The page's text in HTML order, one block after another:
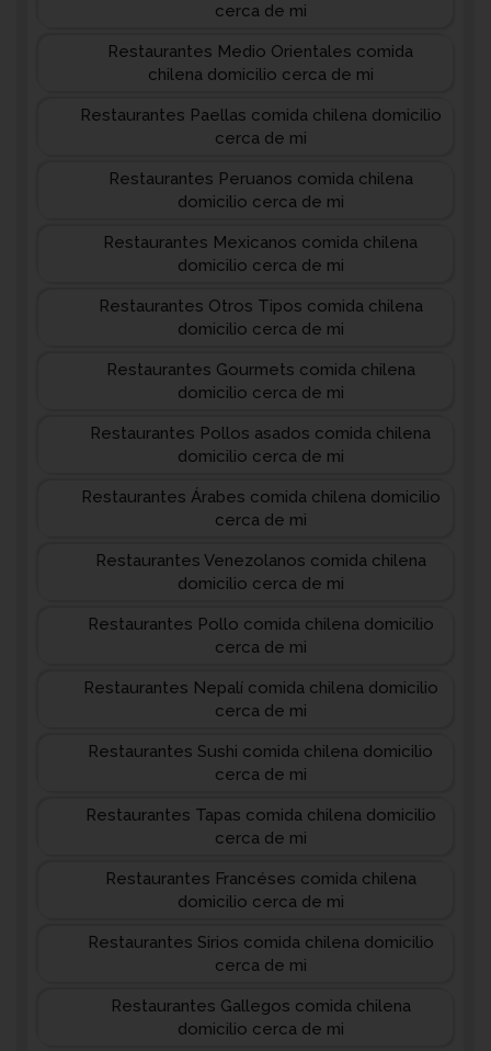
cerca de mi
Restaurantes Medio Orientales comida
chilena domicilio cerca de mi
Restaurantes Paellas comida chilena domicilio
cerca de mi
Restaurantes Peruanos comida chilena
domicilio cerca de mi
Restaurantes Mexicanos comida chilena
domicilio cerca de mi
Restaurantes Otros Tipos comida chilena
domicilio cerca de mi
Restaurantes Gourmets comida chilena
domicilio cerca de mi
Restaurantes Pollos asados comida chilena
domicilio cerca de mi
Restaurantes Árabes comida chilena domicilio
cerca de mi
Restaurantes Venezolanos comida chilena
domicilio cerca de mi
Restaurantes Pollo comida chilena domicilio
cerca de mi
Restaurantes Nepalí comida chilena domicilio
cerca de mi
Restaurantes Sushi comida chilena domicilio
cerca de mi
Restaurantes Tapas comida chilena domicilio
cerca de mi
Restaurantes Francéses comida chilena
domicilio cerca de mi
Restaurantes Sirios comida chilena domicilio
cerca de mi
Restaurantes Gallegos comida chilena
domicilio cerca de mi